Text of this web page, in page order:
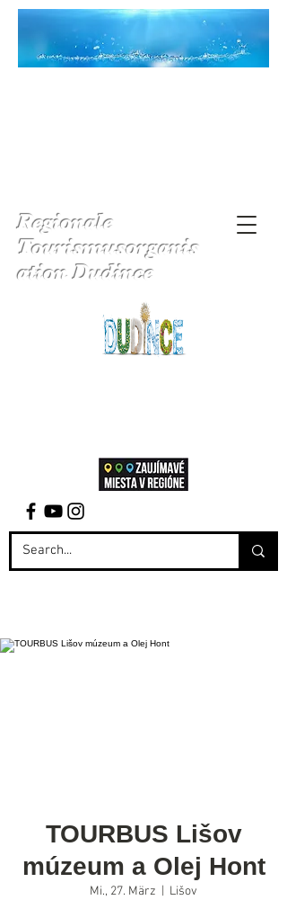
Regionale
Tourismusorganis
ation Dudince
TOURBUS Lišov
múzeum a Olej Hont
Mi., 27. März Lišov